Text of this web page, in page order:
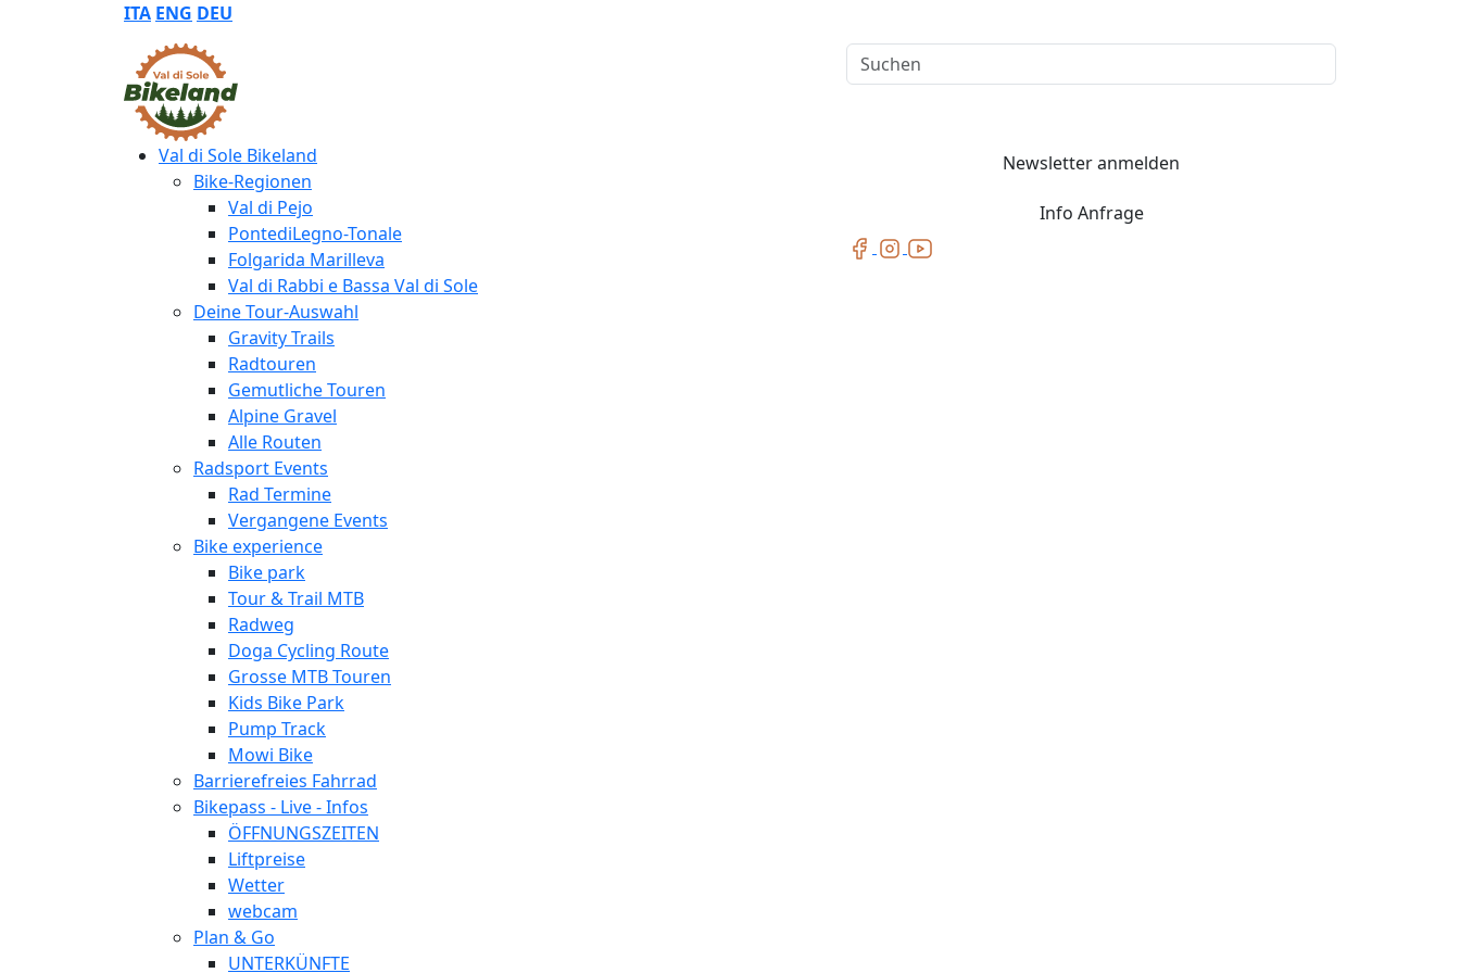
ITA ENG DEU
Suchen
Val di Sole Bikeland
Bike-Regionen
Val di Pejo
PontediLegno-Tonale
Folgarida Marilleva
Val di Rabbi e Bassa Val di Sole
Deine Tour-Auswahl
Gravity Trails
Radtouren
Gemutliche Touren
Alpine Gravel
Alle Routen
Radsport Events
Rad Termine
Vergangene Events
Bike experience
Bike park
Tour & Trail MTB
Radweg
Doga Cycling Route
Grosse MTB Touren
Kids Bike Park
Pump Track
Mowi Bike
Barrierefreies Fahrrad
Bikepass - Live - Infos
ÖFFNUNGSZEITEN
Liftpreise
Wetter
webcam
Plan & Go
UNTERKÜNFTE
Newsletter anmelden
Info Anfrage